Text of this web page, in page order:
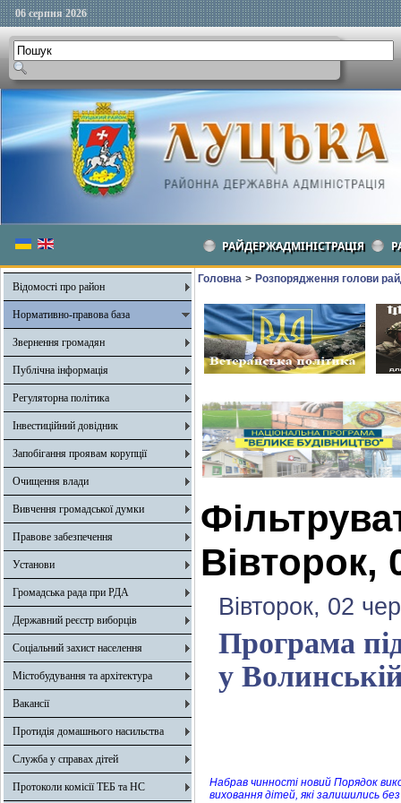
06 серпня 2026
РАЙДЕРЖАДМІНІСТРАЦІЯ
Відомості про район
Нормативно-правова база
Звернення громадян
Публічна інформація
Регуляторна політика
Інвестиційний довідник
Запобігання проявам корупції
Очищення влади
Вивчення громадської думки
Правове забезпечення
Установи
Громадська рада при РДА
Державний реєстр виборців
Соціальний захист населення
Містобудування та архітектура
Вакансії
Протидія домашнього насильства
Служба у справах дітей
Протоколи комісії ТЕБ та НС
Головна > Розпорядження голови
Вівторок,
Вівторок, 02
Програма
у
Набрав чинності новий Порядок
виховання дітей, які залишились